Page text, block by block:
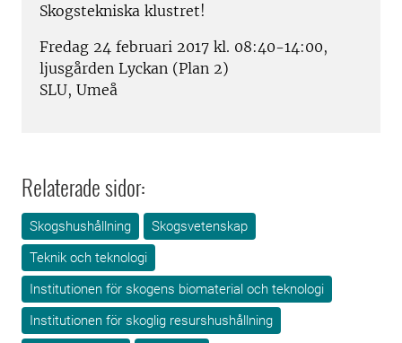
Skogstekniska klustret!
Fredag 24 februari 2017 kl. 08:40-14:00,
ljusgården Lyckan (Plan 2)
SLU, Umeå
Relaterade sidor:
Skogshushållning
Skogsvetenskap
Teknik och teknologi
Institutionen för skogens biomaterial och teknologi
Institutionen för skoglig resurshushållning